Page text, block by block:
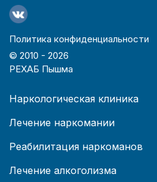
Политика конфиденциальности
© 2010 - 2026
РЕХАБ Пышма
Наркологическая клиника
Лечение наркомании
Реабилитация наркоманов
Лечение алкоголизма